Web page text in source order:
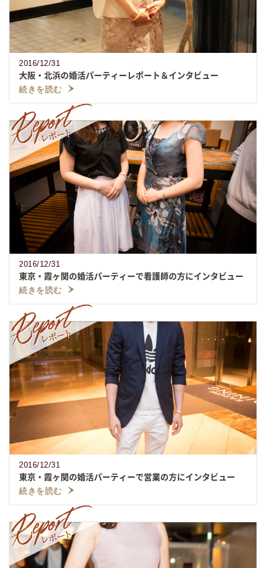
2016/12/31
大阪・北浜の婚活パーティーレポート＆インタビュー
続きを読む
2016/12/31
東京・霞ヶ関の婚活パーティーで看護師の方にインタビュー
続きを読む
2016/12/31
東京・霞ヶ関の婚活パーティーで営業の方にインタビュー
続きを読む